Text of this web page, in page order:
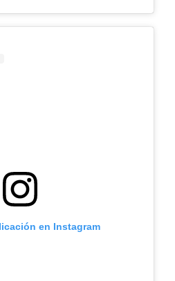
en Instagram